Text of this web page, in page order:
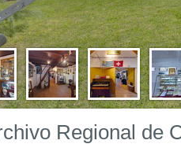
Regional de